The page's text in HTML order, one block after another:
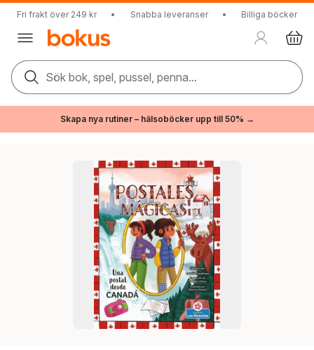
Fri frakt över 249 kr • Snabba leveranser • Billiga böcker
Sök bok, spel, pussel, penna...
Skapa nya rutiner – hälsoböcker upp till 50% →